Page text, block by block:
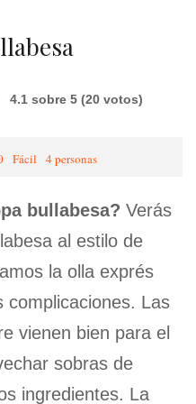
4.1 sobre 5 (20 votos)
Fácil 4 personas
bullabesa? Verás
al estilo de
la olla exprés
complicaciones. Las
vienen bien para el
sobras de
ingredientes. La